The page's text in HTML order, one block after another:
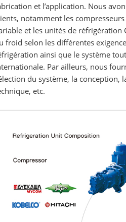
et l’application. Nous
notamment les
et les unités de réfrigération
froid selon les différentes
ainsi que le système
Par ailleurs, nous
du système, la conception,
etc.